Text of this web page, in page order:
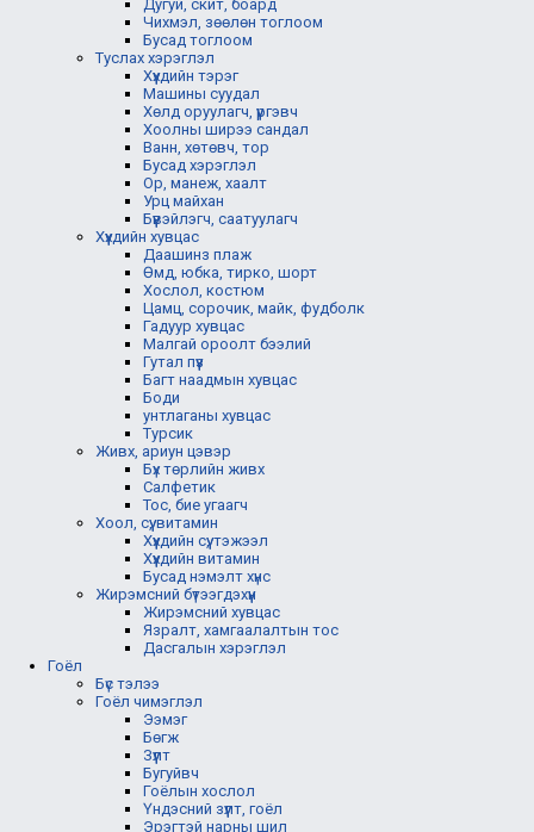
Дугуй, скит, боард
Чихмэл, зөөлөн тоглоом
Бусад тоглоом
Туслах хэрэглэл
Хүүхдийн тэрэг
Машины суудал
Хөлд оруулагч, үүргэвч
Хоолны ширээ сандал
Ванн, хөтөвч, тор
Бусад хэрэглэл
Ор, манеж, хаалт
Урц майхан
Бүүвэйлэгч, саатуулагч
Хүүхдийн хувцас
Даашинз плаж
Өмд, юбка, тирко, шорт
Хослол, костюм
Цамц, сорочик, майк, фудболк
Гадуур хувцас
Малгай ороолт бээлий
Гутал пүүз
Багт наадмын хувцас
Боди
унтлаганы хувцас
Турсик
Живх, ариун цэвэр
Бүх төрлийн живх
Салфетик
Тос, бие угаагч
Хоол, сүү, витамин
Хүүхдийн сүү, тэжээл
Хүүхдийн витамин
Бусад нэмэлт хүнс
Жирэмсний бүтээгдэхүүн
Жирэмсний хувцас
Язралт, хамгаалалтын тос
Дасгалын хэрэглэл
Гоёл
Бүс тэлээ
Гоёл чимэглэл
Ээмэг
Бөгж
Зүүлт
Бугуйвч
Гоёлын хослол
Үндэсний зүүлт, гоёл
Эрэгтэй нарны шил